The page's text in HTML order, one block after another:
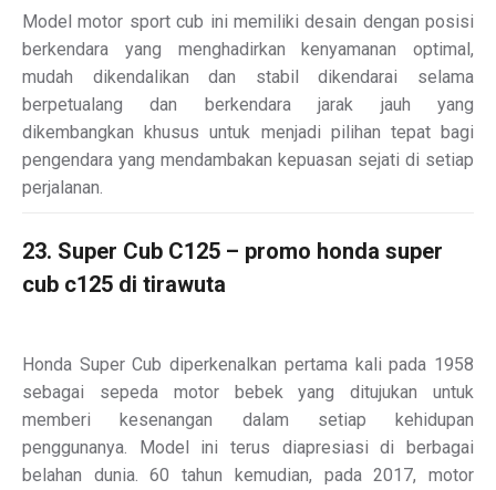
Model motor sport cub ini memiliki desain dengan posisi
berkendara yang menghadirkan kenyamanan optimal,
mudah dikendalikan dan stabil dikendarai selama
berpetualang dan berkendara jarak jauh yang
dikembangkan khusus untuk menjadi pilihan tepat bagi
pengendara yang mendambakan kepuasan sejati di setiap
perjalanan.
23. Super Cub C125 – promo honda super
cub c125 di tirawuta
Honda Super Cub diperkenalkan pertama kali pada 1958
sebagai sepeda motor bebek yang ditujukan untuk
memberi kesenangan dalam setiap kehidupan
penggunanya. Model ini terus diapresiasi di berbagai
belahan dunia. 60 tahun kemudian, pada 2017, motor